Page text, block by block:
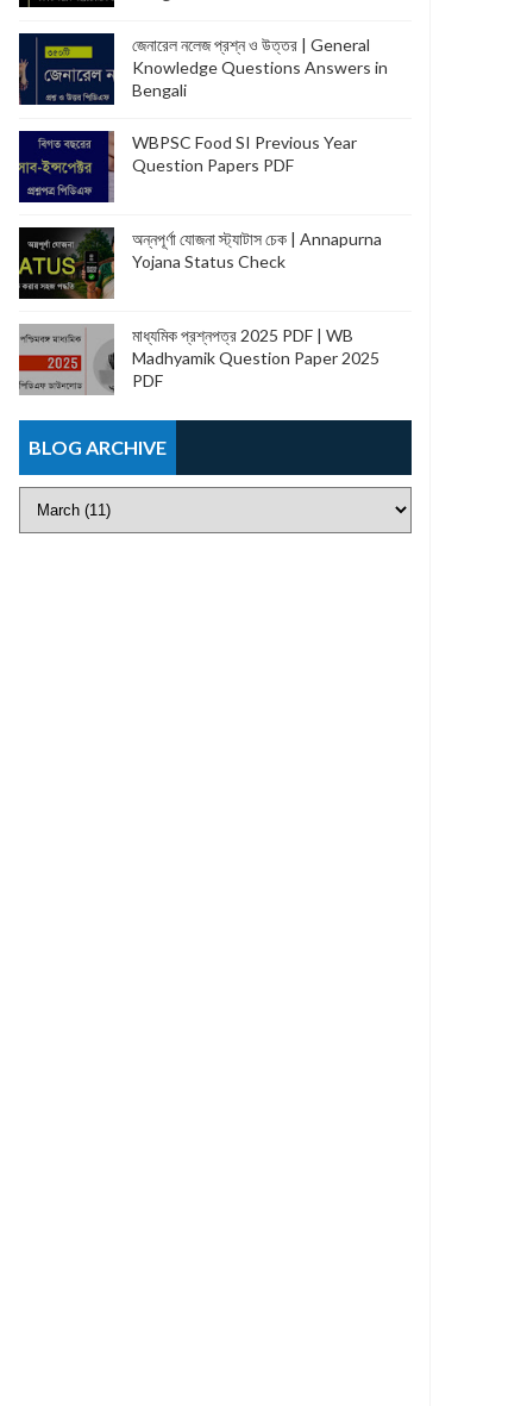
জেনারেল নলেজ প্রশ্ন ও উত্তর | General
Knowledge Questions Answers in
Bengali
WBPSC Food SI Previous Year
Question Papers PDF
অন্নপূর্ণা যোজনা স্ট্যাটাস চেক | Annapurna
Yojana Status Check
মাধ্যমিক প্রশ্নপত্র 2025 PDF | WB
Madhyamik Question Paper 2025
PDF
BLOG ARCHIVE